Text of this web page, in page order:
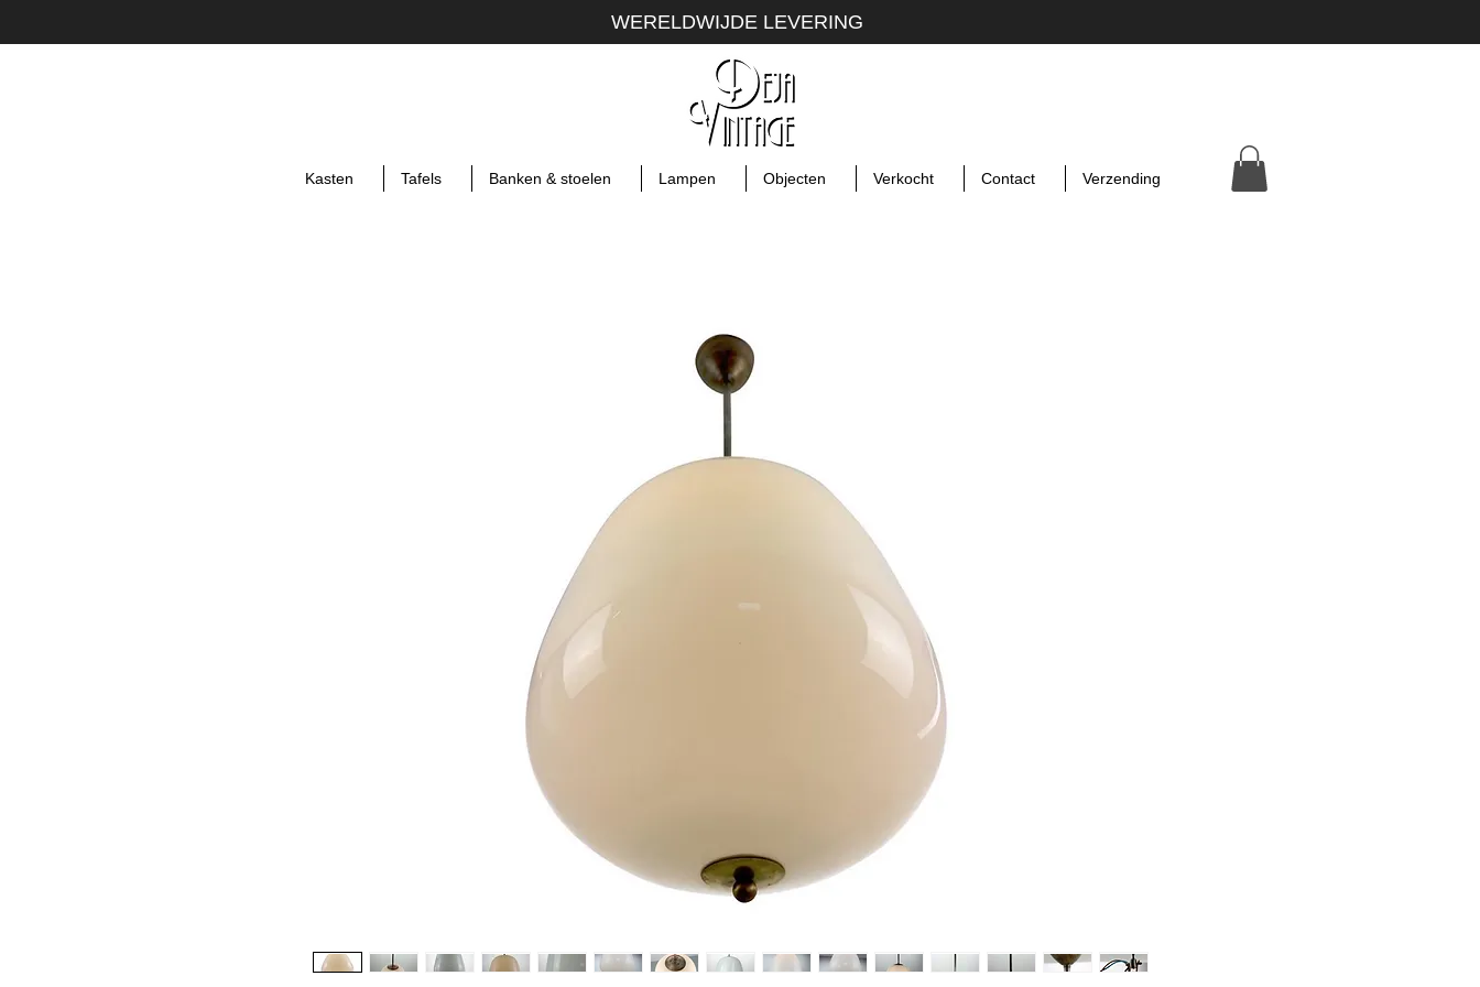
WERELDWIJDE LEVERING
Kasten Tafels Banken & stoelen Lampen Objecten Verkocht Contact Verzending